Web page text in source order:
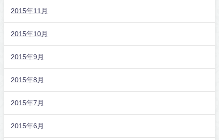
2015年11月
2015年10月
2015年9月
2015年8月
2015年7月
2015年6月